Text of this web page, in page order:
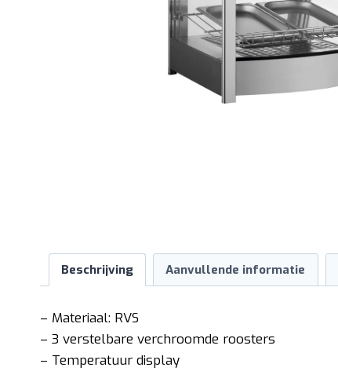
Beschrijving Aanvullende informatie
– Materiaal: RVS
– 3 verstelbare verchroomde roosters
– Temperatuur display